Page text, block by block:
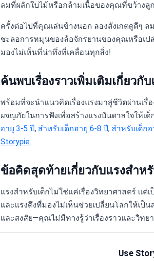
ลมที่ผลักใบไม้หรือกล้ามเนื้อของคุณที่ขว้างลู
ครั้งต่อไปที่คุณเล่นข้างนอก ลองสังเกตดูดีๆ ล
ชะลอการหมุนของล้อจักรยานของคุณหรือเ
มองไม่เห็นที่น่าทึ่งที่เคลื่อนทุกสิ่ง!
ค้นพบเรื่องราวเพิ่มเติมเกี่ยวกับ
พร้อมที่จะนำแนวคิดเรื่องแรงมาสู่ชีวิตผ่านเรื่
ผจญภัยในการฟังเพื่อสร้างแรงบันดาลใจให้เ
อายุ 3-5 ปี, สำหรับเด็กอายุ 6-8 ปี, สำหรับเด็ก
Storypie.
ข้อคิดสุดท้ายเกี่ยวกับแรงสำห
แรงสำหรับเด็กไม่ใช่แค่เรื่องวิทยาศาสตร์ แ
และแรงดึงที่มองไม่เห็นช่วยเปลี่ยนโลกให้เป็
และสงสัย—คุณไม่มีทางรู้ว่าเรื่องราวและวิท
Use